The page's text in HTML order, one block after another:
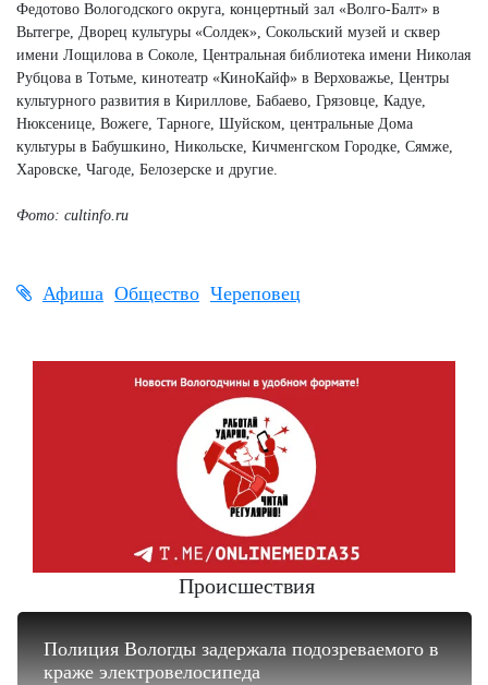
Федотово Вологодского округа, концертный зал «Волго-Балт» в
Вытегре, Дворец культуры «Солдек», Сокольский музей и сквер
имени Лощилова в Соколе, Центральная библиотека имени Николая
Рубцова в Тотьме, кинотеатр «КиноКайф» в Верховажье, Центры
культурного развития в Кириллове, Бабаево, Грязовце, Кадуе,
Нюксенице, Вожеге, Тарноге, Шуйском, центральные Дома
культуры в Бабушкино, Никольске, Кичменгском Городке, Сямже,
Харовске, Чагоде, Белозерске и другие.
Фото: cultinfo.ru
Афиша Общество Череповец
Происшествия
Полиция Вологды задержала подозреваемого в
краже электровелосипеда